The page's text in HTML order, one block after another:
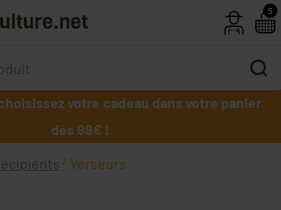
votre cadeau dans votre panier
dès 99€ !
Verseurs
5